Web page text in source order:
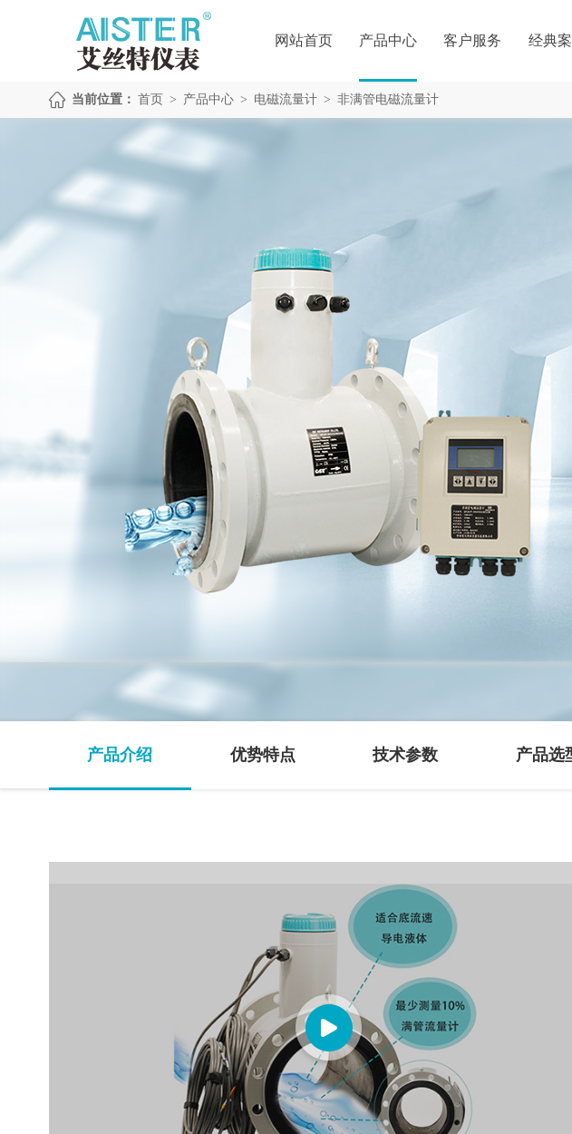
网站首页 产品中心 客户服务 经典
当前位置： 首页 > 产品中心 > 电磁流量计 > 非满管电磁流量计
产品介绍 优势特点 技术参数 产品选